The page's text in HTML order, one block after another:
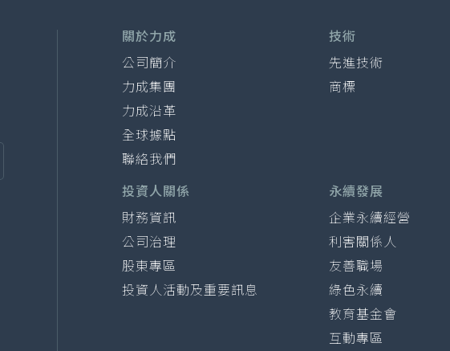
關於力成
公司簡介
力成集團
力成沿革
全球據點
聯絡我們
技術
先進技術
商標
投資人關係
財務資訊
公司治理
股東專區
投資人活動及重要訊息
永續發展
企業永續經營
利害關係人
友善職場
綠色永續
教育基金會
互動專區